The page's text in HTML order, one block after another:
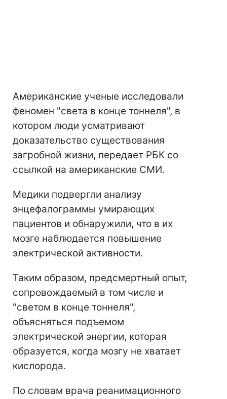
Американские ученые исследовали
феномен "света в конце тоннеля", в
котором люди усматривают
доказательство существования
загробной жизни, передает РБК со
ссылкой на американские СМИ.
Медики подвергли анализу
энцефалограммы умирающих
пациентов и обнаружили, что в их
мозге наблюдается повышение
электрической активности.
Таким образом, предсмертный опыт,
сопровождаемый в том числе и
"светом в конце тоннеля",
объясняться подъемом
электрической энергии, которая
образуется, когда мозгу не хватает
кислорода.
По словам врача реанимационного